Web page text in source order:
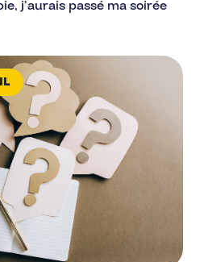
j’aurais passé ma soirée